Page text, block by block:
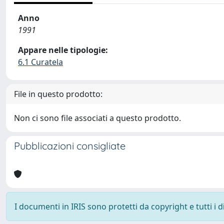
Anno
1991
Appare nelle tipologie:
6.1 Curatela
File in questo prodotto:
Non ci sono file associati a questo prodotto.
Pubblicazioni consigliate
I documenti in IRIS sono protetti da copyright e tutti i